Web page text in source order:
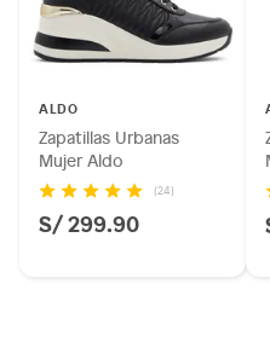
ALDO
Zapatillas Urbanas
Mujer Aldo
(24)
S/ 299.90